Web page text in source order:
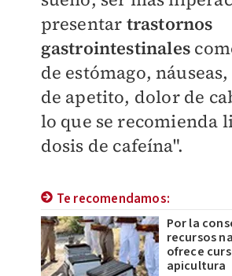
presentar trastornos
gastrointestinales
de estómago,
de apetito, dolor de
lo que se recomienda
dosis de cafeína".
Te recomendamos:
Por la
recursos
ofrece
apicultura